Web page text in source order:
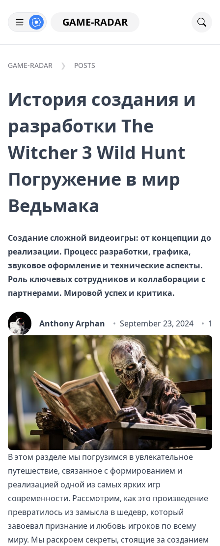
GAME-RADAR
GAME-RADAR POSTS
История создания и
разработки The
Witcher 3 Wild Hunt
Погружение в мир
Ведьмака
Создание сложной видеоигры: от концепции до
реализации. Процесс разработки, графика,
звуковое оформление и технические аспекты.
Роль ключевых сотрудников и коллаборации с
партнерами. Мировой успех и критика.
Anthony Arphan September 23, 2024 13
В этом разделе мы погрузимся в увлекательное
путешествие, связанное с формированием и
реализацией одной из самых ярких игр
современности. Рассмотрим, как это произведение
превратилось из замысла в шедевр, который
завоевал признание и любовь игроков по всему
миру. Мы раскроем секреты, стоящие за созданием